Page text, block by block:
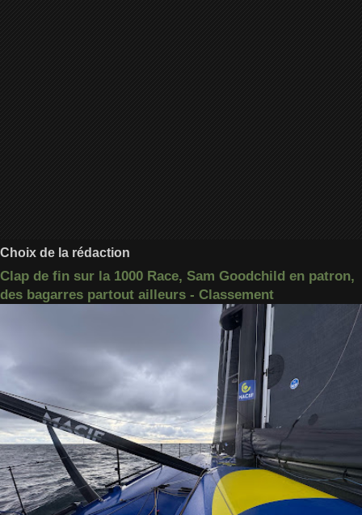
Choix de la rédaction
Clap de fin sur la 1000 Race, Sam Goodchild en patron,
des bagarres partout ailleurs - Classement